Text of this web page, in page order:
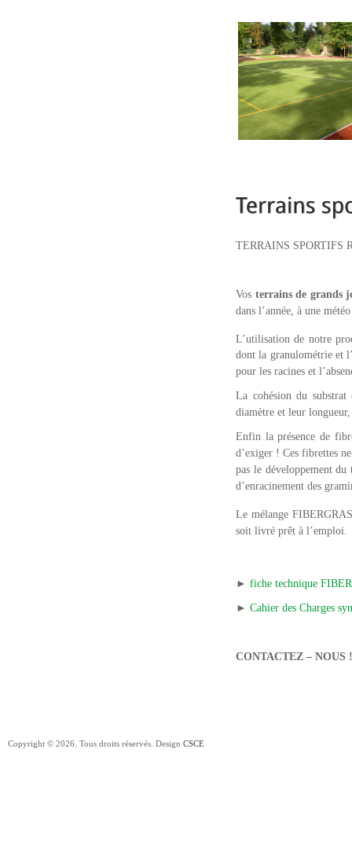
TERRAINS SPORTIFS
Vos terrains de grands
dans l’année, à une
L’utilisation de notre
dont la granulométrie et
pour les racines et
La cohésion du
diamètre et leur
Enfin la présence de
d’exiger ! Ces fibrettes
pas le développement
d’enracinement des
Le mélange
soit livré prêt à l’emploi.
► fiche technique
► Cahier des Charges
CONTACTEZ – NOUS !
Copyright © 2026. Tous droits réservés. Design CSCE